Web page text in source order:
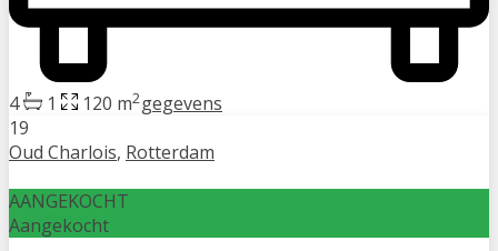
4 1 120 m2gegevens
19
Oud Charlois, Rotterdam
AANGEKOCHT
Aangekocht